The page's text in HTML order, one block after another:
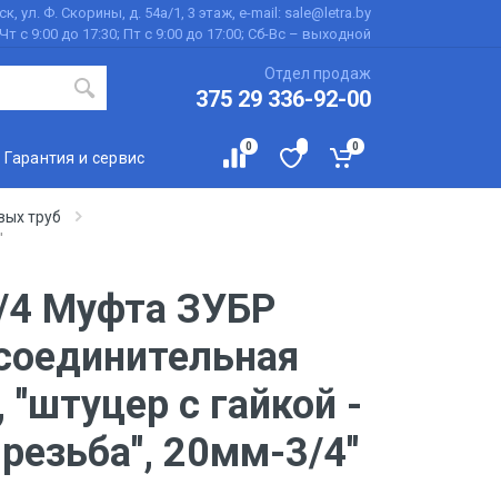
ул. Ф. Скорины, д. 54а/1, 3 этаж, e-mail: sale@letra.by
с 9:00 до 17:30; Пт с 9:00 до 17:00; Сб-Вс – выходной
Отдел продаж
375 29 336-92-00
Гарантия и сервис
0 0
труб
Муфта ЗУБР
''штуцер с гайкой -
20мм-3/4''